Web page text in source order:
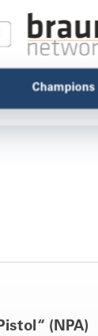
Champions
(NPA)